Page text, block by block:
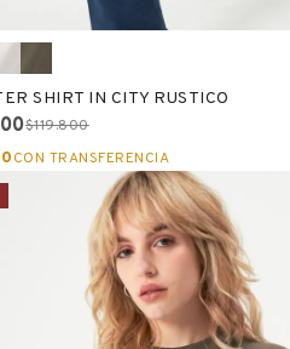
SHIRT IN CITY RUSTICO
$119.800
CON TRANSFERENCIA